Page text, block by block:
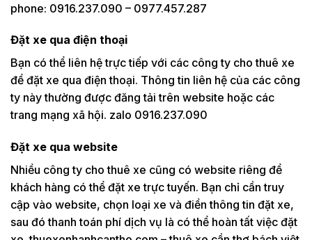
phone: 0916.237.090 – 0977.457.287
Đặt xe qua điện thoại
Bạn có thể liên hệ trực tiếp với các công ty cho thuê xe
để đặt xe qua điện thoại. Thông tin liên hệ của các công
ty này thường được đăng tải trên website hoặc các
trang mạng xã hội. zalo 0916.237.090
Đặt xe qua website
Nhiều công ty cho thuê xe cũng có website riêng để
khách hàng có thể đặt xe trực tuyến. Bạn chỉ cần truy
cập vào website, chọn loại xe và điền thông tin đặt xe,
sau đó thanh toán phí dịch vụ là có thể hoàn tất việc đặt